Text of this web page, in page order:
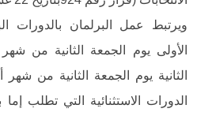
ويرتبط عمل البرلمان بالدورات
الأولى يوم الجمعة الثانية من شهر
الثانية يوم الجمعة الثانية من
الدورات الاستثنائية التي تطلب